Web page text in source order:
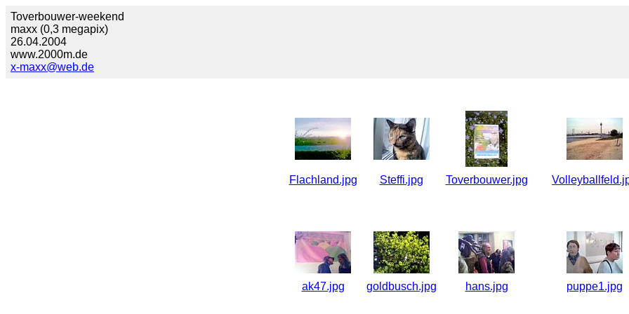
Toverbouwer-weekend
maxx (0,3 megapix)
26.04.2004
www.2000m.de
x-maxx@web.de
Flachland.jpg Steffi.jpg Toverbouwer.jpg
ak47.jpg goldbusch.jpg hans.jpg puppe1.jpg